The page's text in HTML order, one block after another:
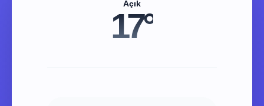
Açık
17°